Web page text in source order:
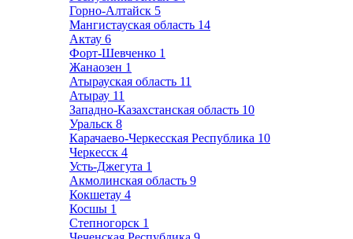
Горно-Алтайск 5
Мангистауская область 14
Актау 6
Форт-Шевченко 1
Жанаозен 1
Атырауская область 11
Атырау 11
Западно-Казахстанская область 10
Уральск 8
Карачаево-Черкесская Республика 10
Черкесск 4
Усть-Джегута 1
Акмолинская область 9
Кокшетау 4
Косшы 1
Степногорск 1